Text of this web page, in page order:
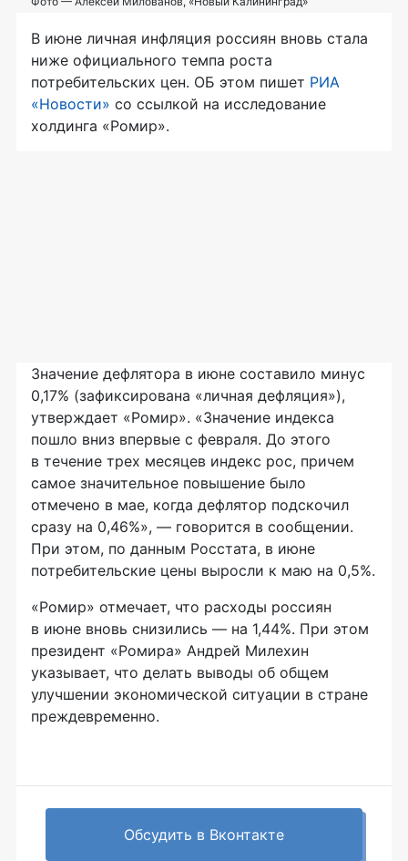
В июне личная инфляция россиян вновь стала
ниже официального темпа роста
потребительских цен. ОБ этом пишет РИА
«Новости» со ссылкой на исследование
холдинга «Ромир».
Значение дефлятора в июне составило минус
0,17% (зафиксирована «личная дефляция»),
утверждает «Ромир». «Значение индекса
пошло вниз впервые с февраля. До этого
в течение трех месяцев индекс рос, причем
самое значительное повышение было
отмечено в мае, когда дефлятор подскочил
сразу на 0,46%», — говорится в сообщении.
При этом, по данным Росстата, в июне
потребительские цены выросли к маю на 0,5%.
«Ромир» отмечает, что расходы россиян
в июне вновь снизились — на 1,44%. При этом
президент «Ромира» Андрей Милехин
указывает, что делать выводы об общем
улучшении экономической ситуации в стране
преждевременно.
Обсудить в Вконтакте